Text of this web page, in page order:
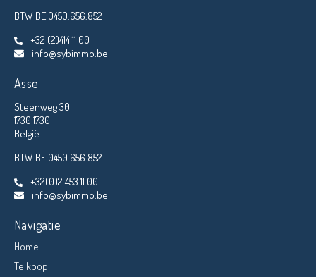
BTW BE 0450.656.852
+32 (2)414 11 00
info@sybimmo.be
Asse
Steenweg 30
1730 1730
België
BTW BE 0450.656.852
+32(0)2 453 11 00
info@sybimmo.be
Navigatie
Home
Te koop